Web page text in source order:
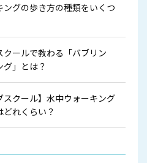
ングの歩き方の種類をいくつ
クールで教わる「バブリン
グ」とは？
スクール】水中ウォーキング
れくらい？